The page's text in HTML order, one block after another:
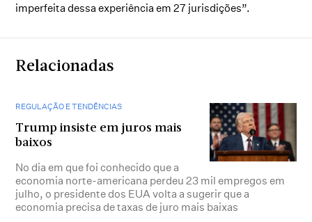
imperfeita dessa experiência em 27 jurisdições”.
Relacionadas
REGULAÇÃO E TENDÊNCIAS
Trump insiste em juros mais
baixos
No dia em que foi conhecido que a
economia norte-americana perdeu 23 mil empregos em
julho, o presidente dos EUA volta a sugerir que a
economia precisa de taxas de juro mais baixas